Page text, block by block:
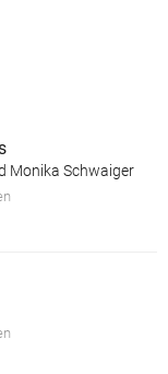
Monika Schwaiger